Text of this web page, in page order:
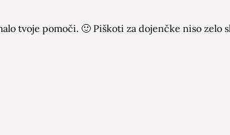
tvoje pomoči. 🙂 Piškoti za dojenčke niso zelo